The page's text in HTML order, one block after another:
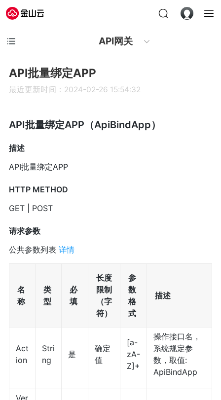
API网关
API批量绑定APP
最近更新时间：2024-02-26 15:54:32
API批量绑定APP（ApiBindApp）
描述
API批量绑定APP
HTTP METHOD
GET | POST
请求参数
公共参数列表 详情
名
称
类
型
必
填
长度
限制
（字
符）
参
数
格
式
描述
Act
ion
Stri
ng
是
确定
值
[a-
zA-
Z]+
操作接口名，
系统规定参
数，取值:
ApiBindApp